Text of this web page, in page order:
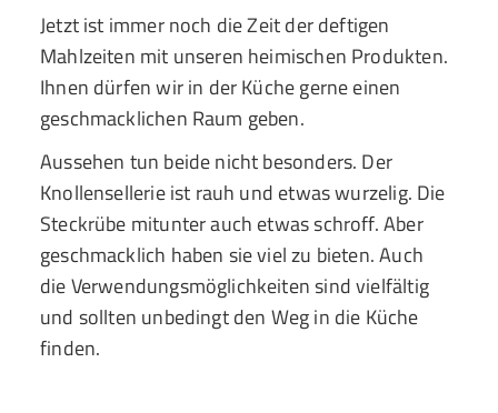
Jetzt ist immer noch die Zeit der deftigen
Mahlzeiten mit unseren heimischen Produkten.
Ihnen dürfen wir in der Küche gerne einen
geschmacklichen Raum geben.
Aussehen tun beide nicht besonders. Der
Knollensellerie ist rauh und etwas wurzelig. Die
Steckrübe mitunter auch etwas schroff. Aber
geschmacklich haben sie viel zu bieten. Auch
die Verwendungsmöglichkeiten sind vielfältig
und sollten unbedingt den Weg in die Küche
finden.